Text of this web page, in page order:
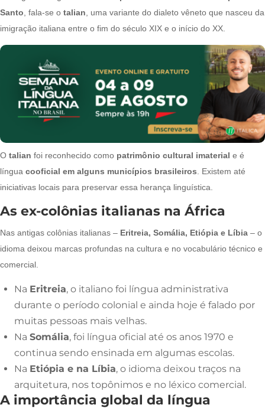
Santo , fala-se o talian , uma variante do dialeto vêneto que nasceu da
imigração italiana entre o fim do século XIX e o início do XX.
O talian foi reconhecido como patrimônio cultural imaterial e é
língua cooficial em alguns municípios brasileiros . Existem até
iniciativas locais para preservar essa herança linguística.
As ex-colônias italianas na África
Nas antigas colônias italianas – Eritreia, Somália, Etiópia e Líbia – o
idioma deixou marcas profundas na cultura e no vocabulário técnico e
comercial.
Na Eritreia, o italiano foi língua administrativa
durante o período colonial e ainda hoje é falado por
muitas pessoas mais velhas.
Na Somália, foi língua oficial até os anos 1970 e
continua sendo ensinada em algumas escolas.
Na Etiópia e na Líbia, o idioma deixou traços na
arquitetura, nos topônimos e no léxico comercial.
A importância global da língua